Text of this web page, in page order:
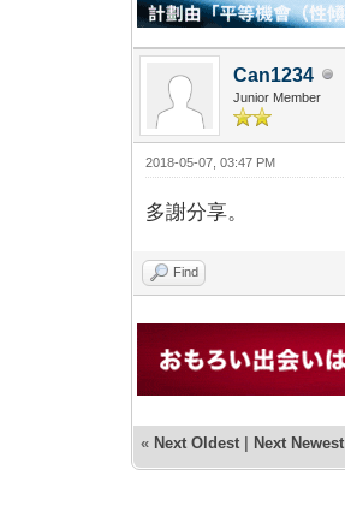
Can1234
Junior Member
2018-05-07, 03:47 PM
多謝分享。
Find
« Next Oldest | Next Newest